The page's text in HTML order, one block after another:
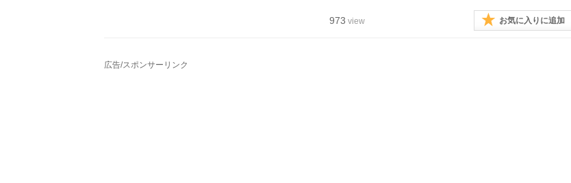
973 view お気に入りに追加
広告/スポンサーリンク